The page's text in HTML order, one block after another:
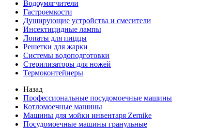
Водоумягчители
Гастроемкости
Душирующие устройства и смесители
Инсектицидные лампы
Лопаты для пиццы
Решетки для жарки
Системы водоподготовки
Стерилизаторы для ножей
Термоконтейнеры
Назад
Профессиональные посудомоечные машины
Котломоечные машины
Машины для мойки инвентаря Zernike
Посудомоечные машины гранульные